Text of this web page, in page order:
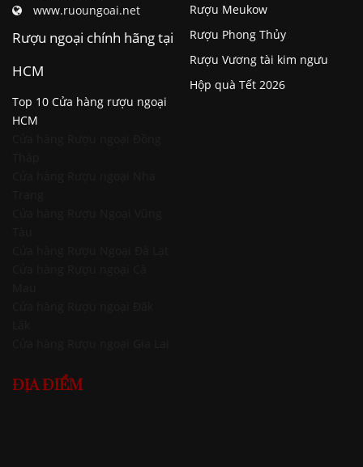
www.ruoungoai.net
Rượu ngoại chính hãng tại
HCM
Top 10 Cửa hàng rượu ngoại
HCM
Rượu Meukow
Rượu Phong Thủy
Rượu Vương tài kim ngưu
Hộp quà Tết 2026
ĐỊA ĐIỂM